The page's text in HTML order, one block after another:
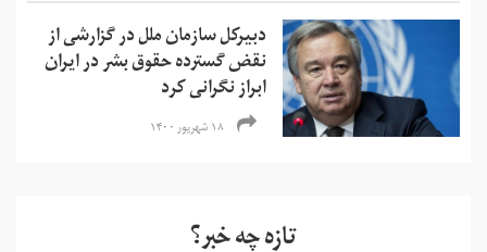
دبیرکل سازمان ملل در گزارشی از
نقض گسترده حقوق بشر در ایران
ابراز نگرانی کرد
۱۸ شهریور ۱۴۰۰
تازه چه خبر؟